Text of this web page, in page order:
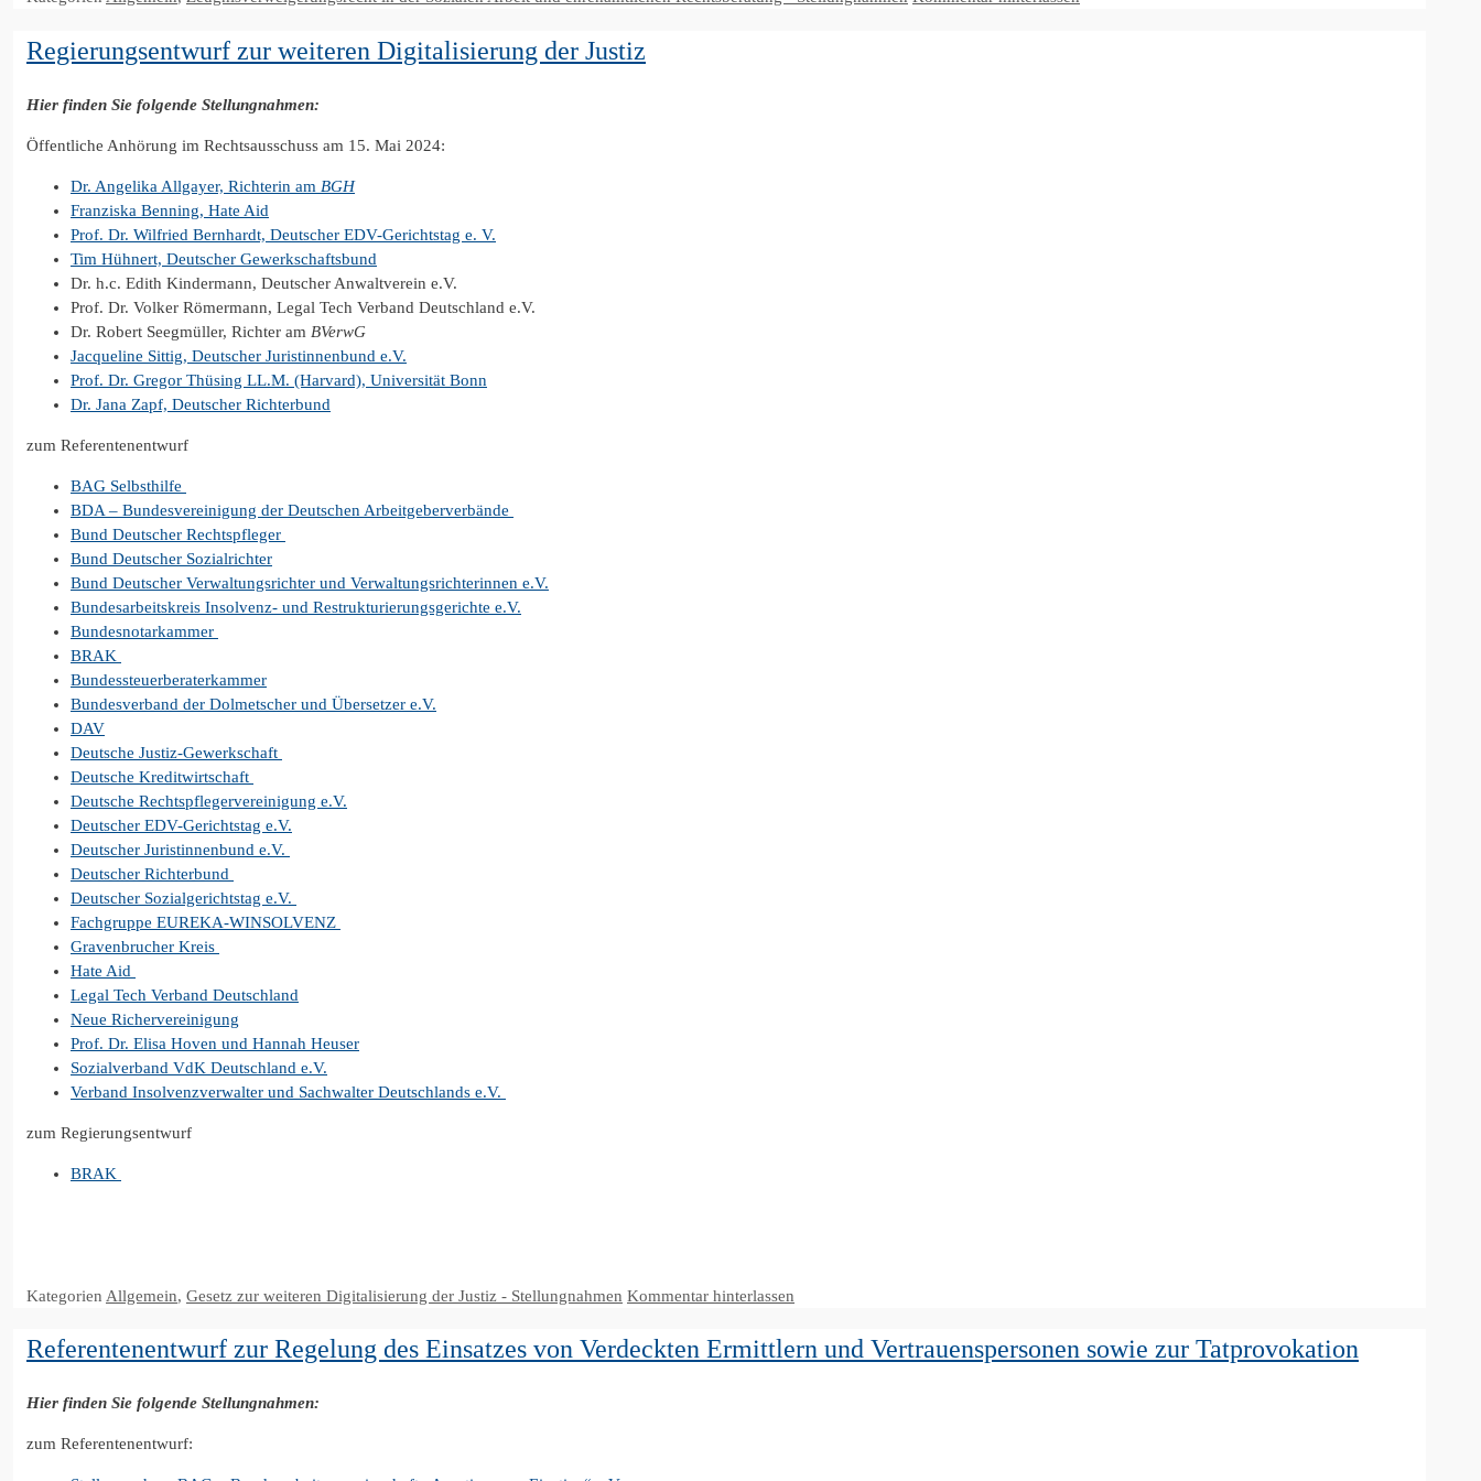
Regierungsentwurf zur weiteren Digitalisierung der Justiz
Hier finden Sie folgende Stellungnahmen:
Öffentliche Anhörung im Rechtsausschuss am 15. Mai 2024:
Dr. Angelika Allgayer, Richterin am BGH
Franziska Benning, Hate Aid
Prof. Dr. Wilfried Bernhardt, Deutscher EDV-Gerichtstag e. V.
Tim Hühnert, Deutscher Gewerkschaftsbund
Dr. h.c. Edith Kindermann, Deutscher Anwaltverein e.V.
Prof. Dr. Volker Römermann, Legal Tech Verband Deutschland e.V.
Dr. Robert Seegmüller, Richter am BVerwG
Jacqueline Sittig, Deutscher Juristinnenbund e.V.
Prof. Dr. Gregor Thüsing LL.M. (Harvard), Universität Bonn
Dr. Jana Zapf, Deutscher Richterbund
zum Referentenentwurf
BAG Selbsthilfe
BDA – Bundesvereinigung der Deutschen Arbeitgeberverbände
Bund Deutscher Rechtspfleger
Bund Deutscher Sozialrichter
Bund Deutscher Verwaltungsrichter und Verwaltungsrichterinnen e.V.
Bundesarbeitskreis Insolvenz- und Restrukturierungsgerichte e.V.
Bundesnotarkammer
BRAK
Bundessteuerberaterkammer
Bundesverband der Dolmetscher und Übersetzer e.V.
DAV
Deutsche Justiz-Gewerkschaft
Deutsche Kreditwirtschaft
Deutsche Rechtspflegervereinigung e.V.
Deutscher EDV-Gerichtstag e.V.
Deutscher Juristinnenbund e.V.
Deutscher Richterbund
Deutscher Sozialgerichtstag e.V.
Fachgruppe EUREKA-WINSOLVENZ
Gravenbrucher Kreis
Hate Aid
Legal Tech Verband Deutschland
Neue Richervereinigung
Prof. Dr. Elisa Hoven und Hannah Heuser
Sozialverband VdK Deutschland e.V.
Verband Insolvenzverwalter und Sachwalter Deutschlands e.V.
zum Regierungsentwurf
BRAK
Kategorien Allgemein, Gesetz zur weiteren Digitalisierung der Justiz - Stellungnahmen Kommentar hinterlassen
Referentenentwurf zur Regelung des Einsatzes von Verdeckten Ermittlern und Vertrauenspersonen sowie zur Tatprovokation
Hier finden Sie folgende Stellungnahmen:
zum Referentenentwurf: